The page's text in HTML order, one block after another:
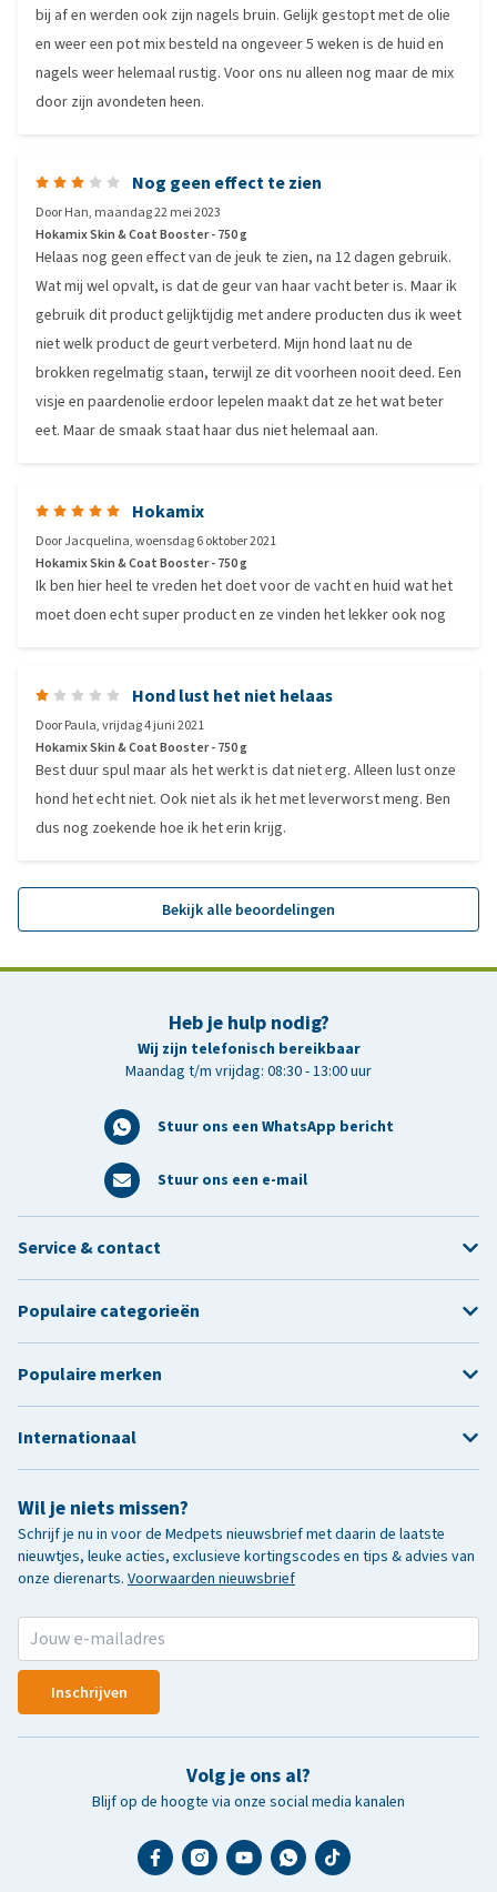
bij af en werden ook zijn nagels bruin. Gelijk gestopt met de olie
en weer een pot mix besteld na ongeveer 5 weken is de huid en
nagels weer helemaal rustig. Voor ons nu alleen nog maar de mix
door zijn avondeten heen.
Nog geen effect te zien
DoorHan, maandag 22 mei 2023
Hokamix Skin & Coat Booster - 750 g
Helaas nog geen effect van de jeuk te zien, na 12 dagen gebruik.
Wat mij wel opvalt, is dat de geur van haar vacht beter is. Maar ik
gebruik dit product gelijktijdig met andere producten dus ik weet
niet welk product de geurt verbeterd. Mijn hond laat nu de
brokken regelmatig staan, terwijl ze dit voorheen nooit deed. Een
visje en paardenolie erdoor lepelen maakt dat ze het wat beter
eet. Maar de smaak staat haar dus niet helemaal aan.
Hokamix
DoorJacquelina,woensdag 6 oktober 2021
Hokamix Skin & Coat Booster - 750 g
Ik ben hier heel te vreden het doet voor de vacht en huid wat het
moet doen echt super product en ze vinden het lekker ook nog
Hond lust het niet helaas
DoorPaula,vrijdag 4 juni 2021
Hokamix Skin & Coat Booster - 750 g
Best duur spul maar als het werkt is dat niet erg. Alleen lust onze
hond het echt niet. Ook niet als ik het met leverworst meng. Ben
dus nog zoekende hoe ik het erin krijg.
Bekijk alle beoordelingen
Heb je hulp nodig?
Wij zijn telefonisch bereikbaar
Maandag t/m vrijdag: 08:30 - 13:00 uur
Stuur ons een WhatsApp bericht
Stuur ons een e-mail
Wil je niets missen?
Schrijf je nu in voor de Medpets nieuwsbrief met daarin de laatste
nieuwtjes, leuke acties, exclusieve kortingscodes en tips & advies van
onze dierenarts. Voorwaarden nieuwsbrief
Inschrijven
Volg je ons al?
Blijf op de hoogte via onze social media kanalen
Service & contact
Populaire categorieën
Populaire merken
Internationaal